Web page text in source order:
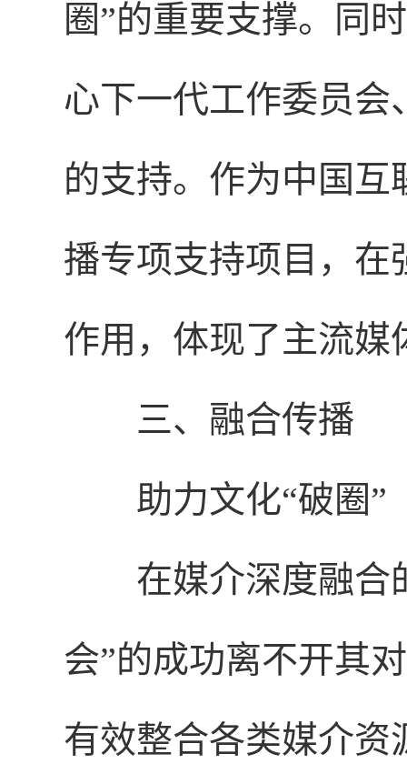
圈”的重要支撑。同
心下一代工作委员
的支持。作为中国
播专项支持项目，在
作用，体现了主流媒
三、融合传播
助力文化“破圈”
在媒介深度融合
会”的成功离不开其
有效整合各类媒介